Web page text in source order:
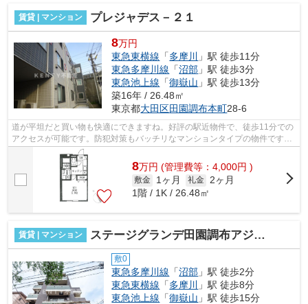
賃貸 | マンション プレジャデス－２１
8万円
東急東横線 「多摩川
」駅 徒歩11分
東急多摩川線 「沼部 」駅 徒歩3分
東急池上線 「御嶽山 」駅 徒歩13分
築16年 / 26.48㎡
東京都大田区田園調布本町28-6
道が平坦だと買い物も快適にできますね。好評の駅近物件で、徒歩11分での
アクセスが可能です。防犯対策もバッチリなマンションタイプの物件です。
目的に応じて駅を選べることが、2駅利...
8万円 (管理費等：4,000円 )
敷金 1ヶ月 礼金 2ヶ月
1階 / 1K / 26.48㎡
賃貸 | マンション ステージグランデ田園調布アジールコート
敷0
東急多摩川線 「沼部 」駅 徒歩2分
東急東横線 「多摩川
」駅 徒歩8分
東急池上線 「御嶽山 」駅 徒歩15分